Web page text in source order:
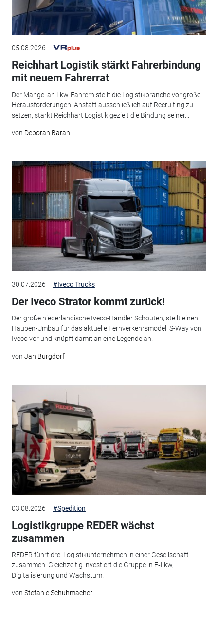
05.08.2026
Reichhart Logistik stärkt Fahrerbindung
mit neuem Fahrerrat
Der Mangel an Lkw-Fahrern stellt die Logistikbranche vor große
Herausforderungen. Anstatt ausschließlich auf Recruiting zu
setzen, stärkt Reichhart Logistik gezielt die Bindung seiner...
von Deborah Baran
30.07.2026 #Iveco Trucks
Der Iveco Strator kommt zurück!
Der große niederländische Iveco-Händler Schouten, stellt einen
Hauben-Umbau für das aktuelle Fernverkehrsmodell S-Way von
Iveco vor und knüpft damit an eine Legende an.
von Jan Burgdorf
03.08.2026 #Spedition
Logistikgruppe REDER wächst
zusammen
REDER führt drei Logistikunternehmen in einer Gesellschaft
zusammen. Gleichzeitig investiert die Gruppe in E‑Lkw,
Digitalisierung und Wachstum.
von Stefanie Schuhmacher